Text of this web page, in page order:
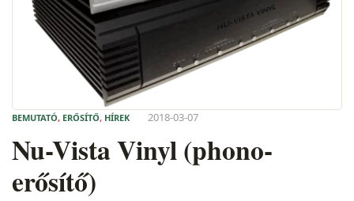
BEMUTATÓ, ERŐSÍTŐ, HÍREK 2018-03-07
Nu-Vista Vinyl (phono-
erősítő)